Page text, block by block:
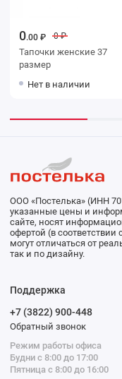
0.00 ₽ 0 ₽
Тапочки женские 37
размер
Нет в наличии
ООО «Постелька» (ИНН
указанные цены и
сайте, носят
офертой (в
могут отличаться от
так и по дизайну.
Поддержка
+7 (3822) 900-448
Обратный звонок
Режим работы офиса
Будни с 8:00 до 17:00
Пятница с 8:00 до 16:00